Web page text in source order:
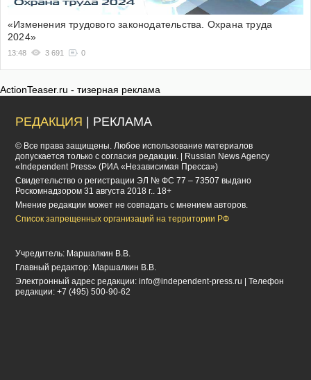
«Изменения трудового законодательства. Охрана труда
2024»
13:48 3 691 0
ActionTeaser.ru - тизерная реклама
РЕДАКЦИЯ | РЕКЛАМА
© Все права защищены. Любое использование материалов
допускается только с согласия редакции. | Russian News Agency
«Independent Press» (РИА «Независимая Пресса»)
Cвидетельство о регистрации ЭЛ № ФС 77 – 73507 выдано
Роскомнадзором 31 августа 2018 г.. 18+
Мнение редакции может не совпадать с мнением авторов.
Список запрещенных организаций на территории РФ
Учредитель: Маршалкин В.В.
Главный редактор: Маршалкин В.В.
Электронный адрес редакции:info@independent-press.ru
| Телефон
редакции: +7 (495) 500-90-62